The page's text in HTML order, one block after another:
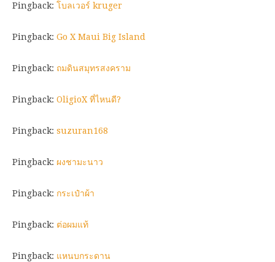
Pingback: โบลเวอร์ kruger
Pingback: Go X Maui Big Island
Pingback: ถมดินสมุทรสงคราม
Pingback: OligioX ที่ไหนดี?
Pingback: suzuran168
Pingback: ผงชามะนาว
Pingback: กระเป๋าผ้า
Pingback: ต่อผมแท้
Pingback: แหนบกระดาน